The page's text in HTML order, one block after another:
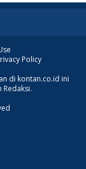
Policy
di kontan.co.id ini